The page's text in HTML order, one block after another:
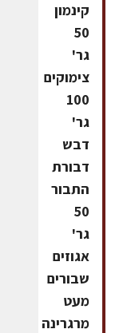
קינמון
50
גר'
צימוקים
100
גר'
דבש
דבורת
התבור
50
גר'
אגוזים
שבורים
מעט
מרגרינה